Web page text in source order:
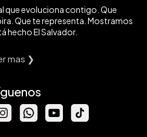
que evoluciona contigo. Que
Que te representa. Mostramos
hecho El Salvador.
mas ❯